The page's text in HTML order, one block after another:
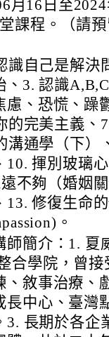
月16日至
課程。（請
識自己是解決
、3. 認識
慮、恐慌、躁
的完美主義、
溝通學（下
10. 揮別玻璃
不夠（婚姻
13. 修復生命
。
師簡介：1. 夏
合學院，曾
、敘事治療、
長中心、臺灣
3. 長期於各企